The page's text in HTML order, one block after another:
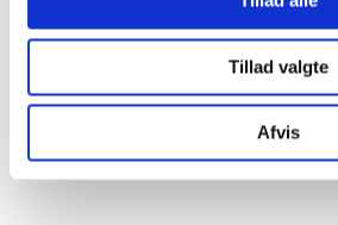
Tillad valgte
Afvis